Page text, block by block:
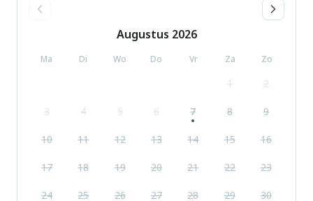
Augustus 2026
Ma Di Wo Do Vr Za Zo
1 2
3 4 5 6 7 8 9
10 11 12 13 14 15 16
17 18 19 20 21 22 23
24 25 26 27 28 29 30